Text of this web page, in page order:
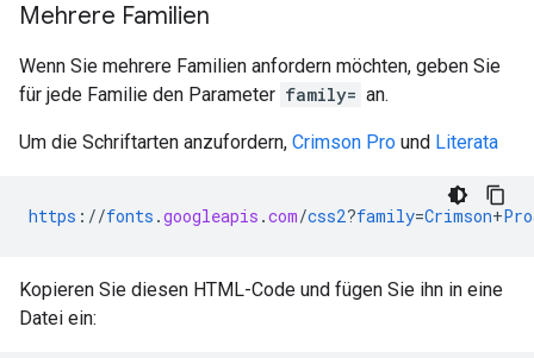
Mehrere Familien
Wenn Sie mehrere Familien anfordern möchten, geben Sie
für jede Familie den Parameter family= an.
Um die Schriftarten anzufordern, Crimson Pro und Literata
https ://fonts .googleapis .com/css2?family=Crimson+
Kopieren Sie diesen HTML-Code und fügen Sie ihn in eine
Datei ein: